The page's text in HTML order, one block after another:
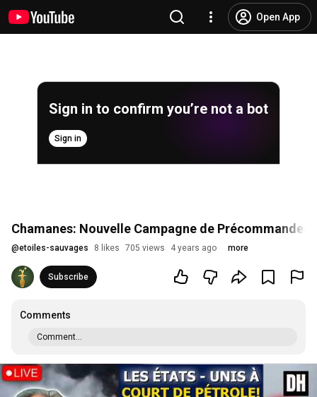
Open App
Sign in to confirm you’re not a bot
Sign in
Chamanes: Nouvelle Campagne de Précommandes
@etoiles-sauvages 8 likes 705 views 4 years ago more
Subscribe
Comments
Comment...